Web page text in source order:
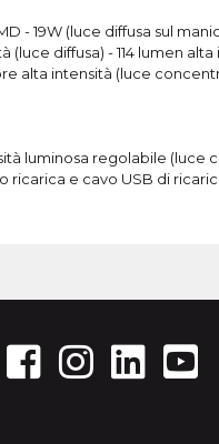
- 19W (luce diffusa sul
(luce diffusa) - 114 lumen
alta intensità (luce
luminosa regolabile
ricarica e cavo USB di